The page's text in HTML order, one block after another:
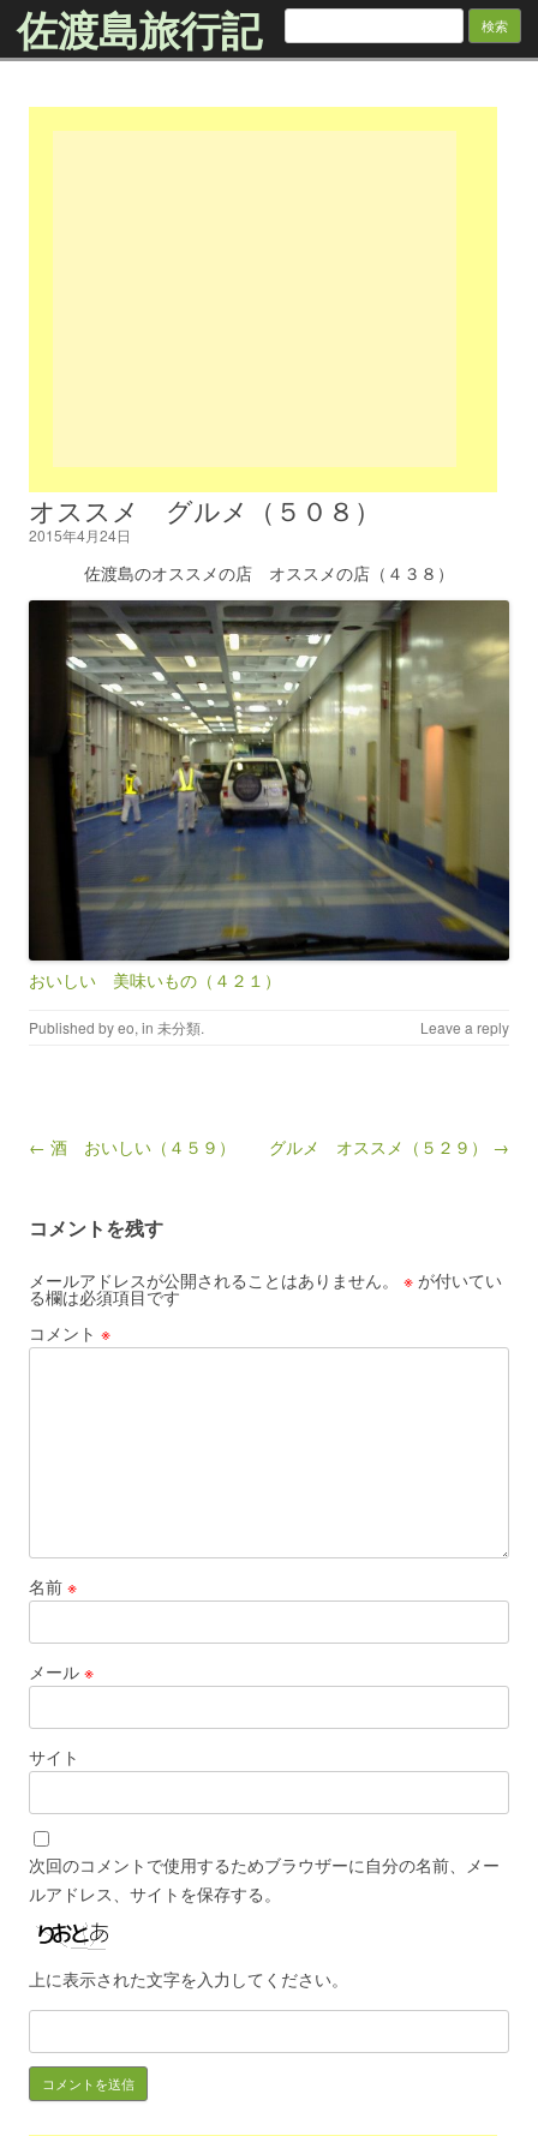
佐渡島旅行記 検
オススメ グルメ（５０８）
2015年4月24日
佐渡島のオススメの店 オススメの店（４３８）
おいしい 美味いもの（４２１）
Published byeo, in 未分類. Leave a reply
Post navigation
← 酒 おいしい（４５９） グルメ オススメ（５２９） →
コメントを残す
メールアドレスが公開されることはありません。 ※ が付いてい
る欄は必須項目です
コメント ※
名前 ※
メール ※
サイト
次回のコメントで使用するためブラウザーに自分の名前、メー
ルアドレス、サイトを保存する。
上に表示された文字を入力してください。